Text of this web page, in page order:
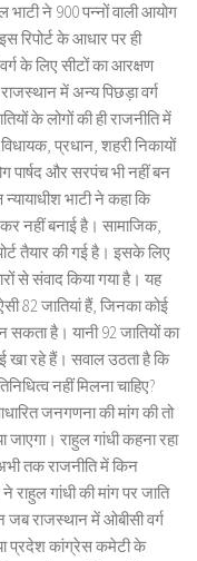
ने 900 पन्नों वाली आयोग
रिपोर्ट के आधार पर ही
के लिए सीटों का आरक्षण
में अन्य पिछड़ा वर्ग
के लोगों की ही राजनीति में
प्रधान, शहरी निकायों
और सरपंच भी नहीं बन
भाटी ने कहा कि
नहीं बनाई है। सामाजिक,
तैयार की गई है। इसके लिए
से संवाद किया गया है। यह
82 जातियां हैं, जिनका कोई
है। यानी 92 जातियों का
खा रहे हैं। सवाल उठता है कि
नहीं मिलना चाहिए?
जनगणना की मांग की तो
जाएगा। राहुल गांधी कहना रहा
तक राजनीति में किन
राहुल गांधी की मांग पर जाति
जब राजस्थान में ओबीसी वर्ग
प्रदेश कांग्रेस कमेटी के